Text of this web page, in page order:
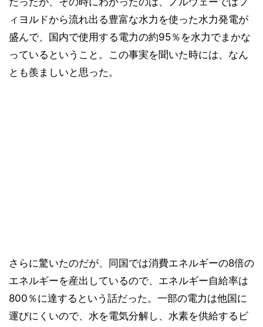
ィヨルドから流れ出る豊富な水力を使った水力発電が
盛んで、国内で使用する電力の約95％を水力でまかな
っているということ。この事実を聞いた時には、なん
とも羨ましいと思った。
さらに驚いたのだが、同国では消費エネルギーの8倍の
エネルギーを産出しているので、エネルギー自給率は
800％に達するという話だった。一部の電力は他国に
運びにくいので、水を電気分解し、水素を供給するビ